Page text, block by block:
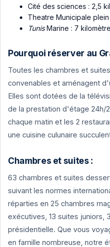
Cité des sciences : 2,5
Theatre Municipale
TunisMarine : 7
Pourquoi réserver au
Toutes les chambres et
convenables et aménagent
Elles sont dotées de la
de la prestation d'étage 24h/
chaque matin et les 2
une cuisine culunaire
Chambres et suites :
63 chambres et suites
suivant les normes
réparties en 25 chambres
exécutives, 13 suites juniors,
présidentielle. Que vous
en famille nombreuse, notre